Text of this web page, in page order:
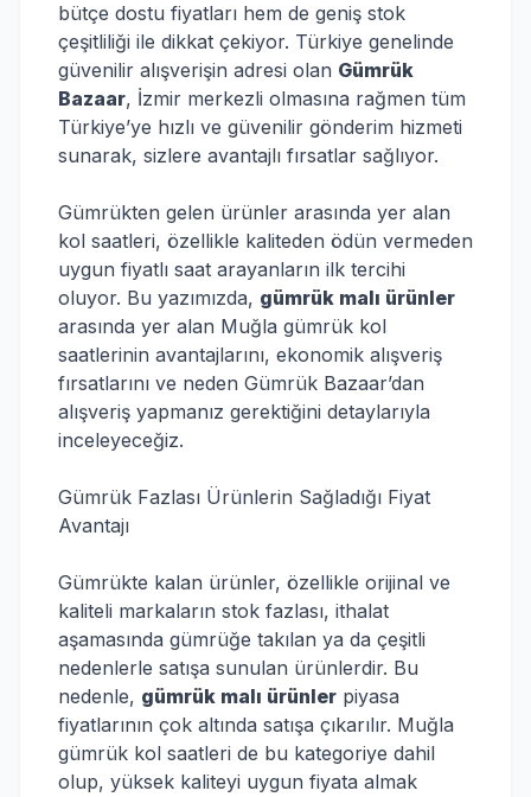
bütçe dostu fiyatları hem de geniş stok
çeşitliliği ile dikkat çekiyor. Türkiye genelinde
güvenilir alışverişin adresi olan Gümrük
Bazaar, İzmir merkezli olmasına rağmen tüm
Türkiye’ye hızlı ve güvenilir gönderim hizmeti
sunarak, sizlere avantajlı fırsatlar sağlıyor.
Gümrükten gelen ürünler arasında yer alan
kol saatleri, özellikle kaliteden ödün vermeden
uygun fiyatlı saat arayanların ilk tercihi
oluyor. Bu yazımızda, gümrük malı ürünler
arasında yer alan Muğla gümrük kol
saatlerinin avantajlarını, ekonomik alışveriş
fırsatlarını ve neden Gümrük Bazaar’dan
alışveriş yapmanız gerektiğini detaylarıyla
inceleyeceğiz.
Gümrük Fazlası Ürünlerin Sağladığı Fiyat
Avantajı
Gümrükte kalan ürünler, özellikle orijinal ve
kaliteli markaların stok fazlası, ithalat
aşamasında gümrüğe takılan ya da çeşitli
nedenlerle satışa sunulan ürünlerdir. Bu
nedenle, gümrük malı ürünler piyasa
fiyatlarının çok altında satışa çıkarılır. Muğla
gümrük kol saatleri de bu kategoriye dahil
olup, yüksek kaliteyi uygun fiyata almak